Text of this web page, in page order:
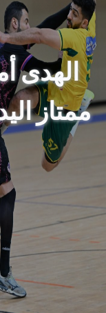
الهدى
ممتاز